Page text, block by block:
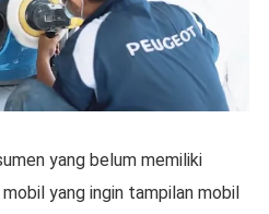
yang belum memiliki
yang ingin tampilan mobil